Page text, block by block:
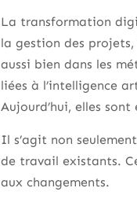
La transformation
la gestion des projets,
aussi bien dans les
liées à l’intelligence
Aujourd’hui, elles
Il s’agit non
de travail existants.
aux changements.